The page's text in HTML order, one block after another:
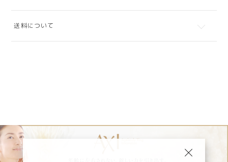
送料について